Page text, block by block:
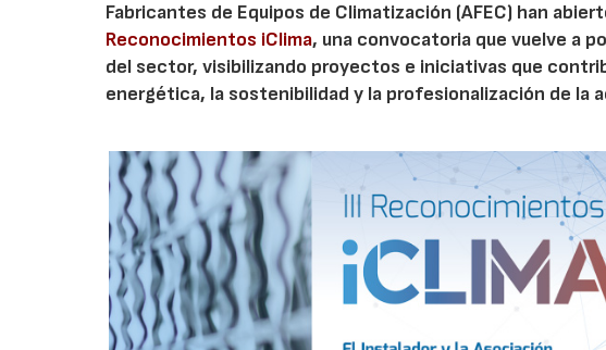
Fabricantes de Equipos de Climatización (AFEC) han
Reconocimientos iClima, una convocatoria que vuelve a
del sector, visibilizando proyectos e iniciativas que
energética, la sostenibilidad y la profesionalización de la